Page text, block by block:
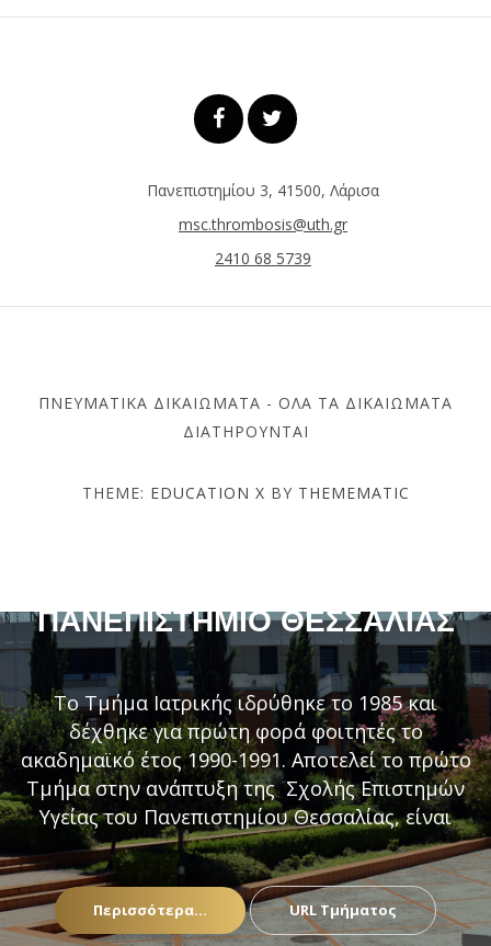
Πανεπιστημίου 3, 41500, Λάρισα
msc.thrombosis@uth.gr
2410 68 5739
ΠΝΕΥΜΑΤΙΚΆ ΔΙΚΑΙΏΜΑΤΑ - ΌΛΑ ΤΑ ΔΙΚΑΙΏΜΑΤΑ
ΔΙΑΤΗΡΟΎΝΤΑΙ
THEME: EDUCATION X BY THEMEMATIC
ΠΑΝΕΠΙΣΤΉΜΙΟ ΘΕΣΣΑΛΊΑΣ
Το Τμήμα Ιατρικής ιδρύθηκε το 1985 και
δέχθηκε για πρώτη φορά φοιτητές το
ακαδημαϊκό έτος 1990-1991. Αποτελεί το πρώτο
Τμήμα στην ανάπτυξη της Σχολής Επιστημών
Υγείας του Πανεπιστημίου Θεσσαλίας, είναι
Περισσότερα... URL Τμήματος